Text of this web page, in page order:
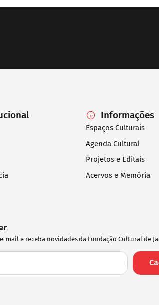
Informações
Espaços Culturais
Agenda Cultural
Projetos e Editais
Acervos e Memória
mail e receba novidades da Fundação Cultural de